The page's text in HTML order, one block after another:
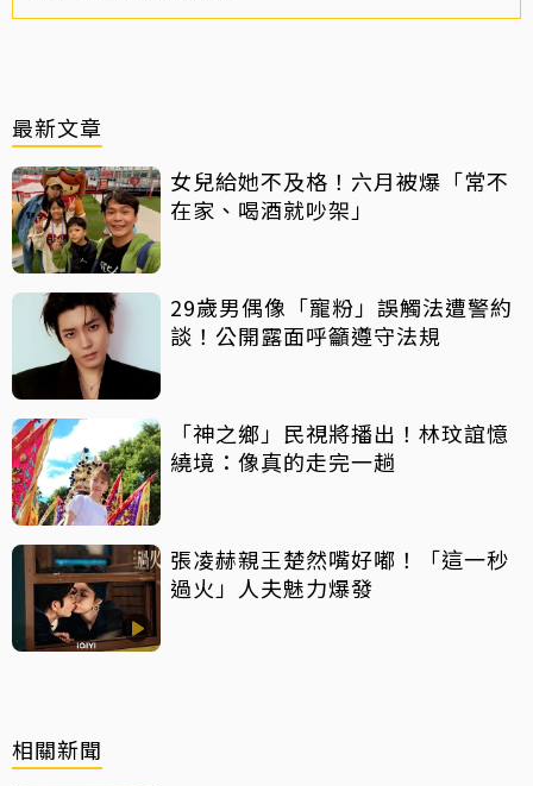
最新文章
女兒給她不及格！六月被爆「常不
在家、喝酒就吵架」
29歲男偶像「寵粉」誤觸法遭警約
談！公開露面呼籲遵守法規
「神之鄉」民視將播出！林玟誼憶
繞境：像真的走完一趟
張凌赫親王楚然嘴好嘟！「這一秒
過火」人夫魅力爆發
相關新聞